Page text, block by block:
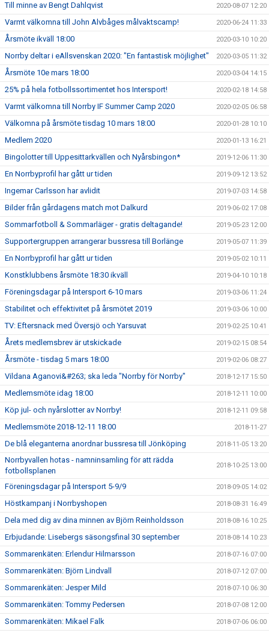
Till minne av Bengt Dahlqvist 2020-08-07 12:20
Varmt välkomna till John Alvbåges målvaktscamp! 2020-06-24 11:33
Årsmöte ikväll 18:00 2020-03-10 10:20
Norrby deltar i eAllsvenskan 2020: "En fantastisk möjlighet" 2020-03-05 11:32
Årsmöte 10e mars 18:00 2020-03-04 14:15
25% på hela fotbollssortimentet hos Intersport! 2020-02-18 14:58
Varmt välkomna till Norrby IF Summer Camp 2020 2020-02-05 06:58
Välkomna på årsmöte tisdag 10 mars 18:00 2020-01-28 10:10
Medlem 2020 2020-01-13 16:21
Bingolotter till Uppesittarkvällen och Nyårsbingon* 2019-12-06 11:30
En Norrbyprofil har gått ur tiden 2019-09-12 13:52
Ingemar Carlsson har avlidit 2019-07-03 14:58
Bilder från gårdagens match mot Dalkurd 2019-06-02 17:08
Sommarfotboll & Sommarläger - gratis deltagande! 2019-05-23 12:00
Supportergruppen arrangerar bussresa till Borlänge 2019-05-07 11:39
En Norrbyprofil har gått ur tiden 2019-05-02 10:11
Konstklubbens årsmöte 18:30 ikväll 2019-04-10 10:18
Föreningsdagar på Intersport 6-10 mars 2019-03-06 11:24
Stabilitet och effektivitet på årsmötet 2019 2019-03-06 10:00
TV: Eftersnack med Översjö och Yarsuvat 2019-02-25 10:41
Årets medlemsbrev är utskickade 2019-02-15 08:54
Årsmöte - tisdag 5 mars 18:00 2019-02-06 08:27
Vildana Aganovi&#263; ska leda "Norrby för Norrby" 2018-12-17 15:50
Medlemsmöte idag 18:00 2018-12-11 10:00
Köp jul- och nyårslotter av Norrby! 2018-12-11 09:58
Medlemsmöte 2018-12-11 18:00 2018-11-27
De blå eleganterna anordnar bussresa till Jönköping 2018-11-05 13:20
Norrbyvallen hotas - namninsamling för att rädda
fotbollsplanen
2018-10-25 13:00
Föreningsdagar på Intersport 5-9/9 2018-09-05 14:02
Höstkampanj i Norrbyshopen 2018-08-31 16:49
Dela med dig av dina minnen av Björn Reinholdsson 2018-08-16 10:25
Erbjudande: Lisebergs säsongsfinal 30 september 2018-08-14 10:23
Sommarenkäten: Erlendur Hilmarsson 2018-07-16 07:00
Sommarenkäten: Björn Lindvall 2018-07-12 07:00
Sommarenkäten: Jesper Mild 2018-07-10 06:30
Sommarenkäten: Tommy Pedersen 2018-07-08 12:00
Sommarenkäten: Mikael Falk 2018-07-06 06:00